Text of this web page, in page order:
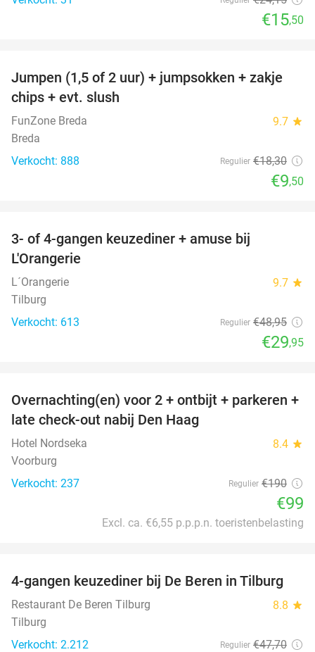
€15,50
48%
Jumpen (1,5 of 2 uur) + jumpsokken + zakje
chips + evt. slush
FunZone Breda 9.7 star
Breda
Verkocht: 888
Regulier €18,30
€9,50
3- of 4-gangen keuzediner + amuse bij
L'Orangerie
L´Orangerie 9.7 star
Tilburg
Verkocht: 613
Regulier €48,95
€29,95
48%
Overnachting(en) voor 2 + ontbijt + parkeren +
late check-out nabij Den Haag
Hotel Nordseka 8.4 star
Voorburg
Verkocht: 237
Regulier €190
€99
Excl. ca. €6,55 p.p.p.n. toeristenbelasting
46%
4-gangen keuzediner bij De Beren in Tilburg
Restaurant De Beren Tilburg 8.8 star
Tilburg
Verkocht: 2.212
Regulier €47,70